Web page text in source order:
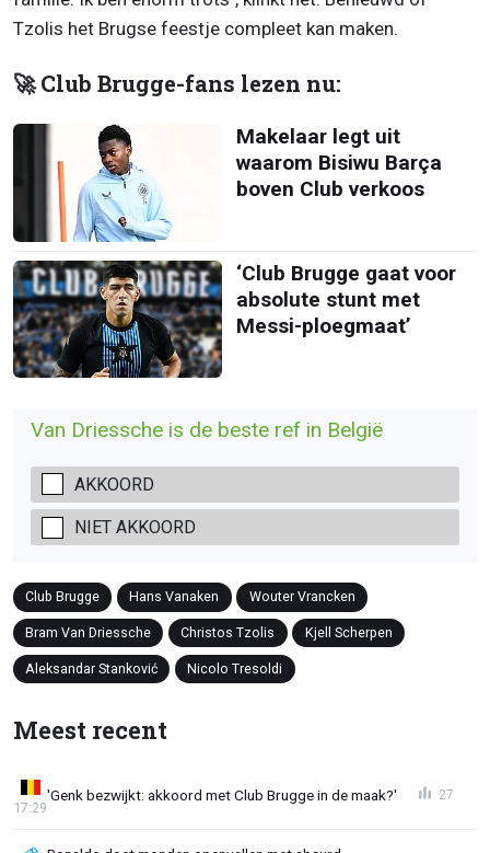
Tzolis het Brugse feestje compleet kan maken.
🚀 Club Brugge-fans lezen nu:
Makelaar legt uit
waarom Bisiwu Barça
boven Club verkoos
‘Club Brugge gaat voor
absolute stunt met
Messi-ploegmaat’
Van Driessche is de beste ref in België
AKKOORD
NIET AKKOORD
Club Brugge Hans Vanaken Wouter Vrancken
Bram Van Driessche Christos Tzolis Kjell Scherpen
Aleksandar Stanković Nicolo Tresoldi
Meest recent
'Genk bezwijkt: akkoord met Club Brugge in de maak?'
17:29
27